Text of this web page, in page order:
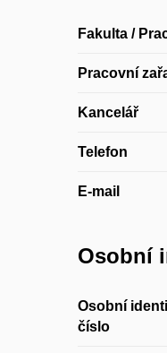
Fakulta /
Pracovní
Kancelář
Telefon
E-mail
Osobní
Osobní
číslo